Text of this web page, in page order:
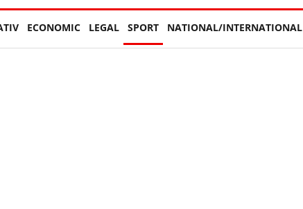
ECONOMIC LEGAL SPORT NATIONAL/INTERNATIONAL